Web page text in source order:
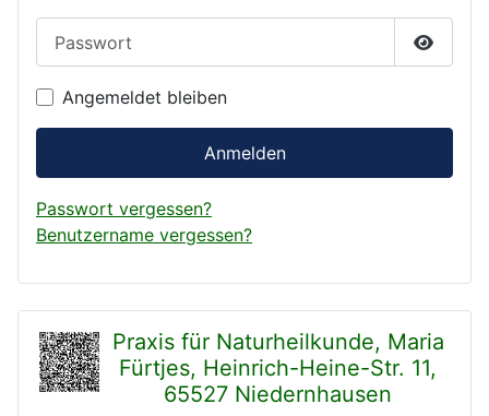
Angemeldet bleiben
Anmelden
Passwort vergessen?
Benutzername vergessen?
Praxis für Naturheilkunde, Maria
Fürtjes, Heinrich-Heine-Str. 11,
65527 Niedernhausen